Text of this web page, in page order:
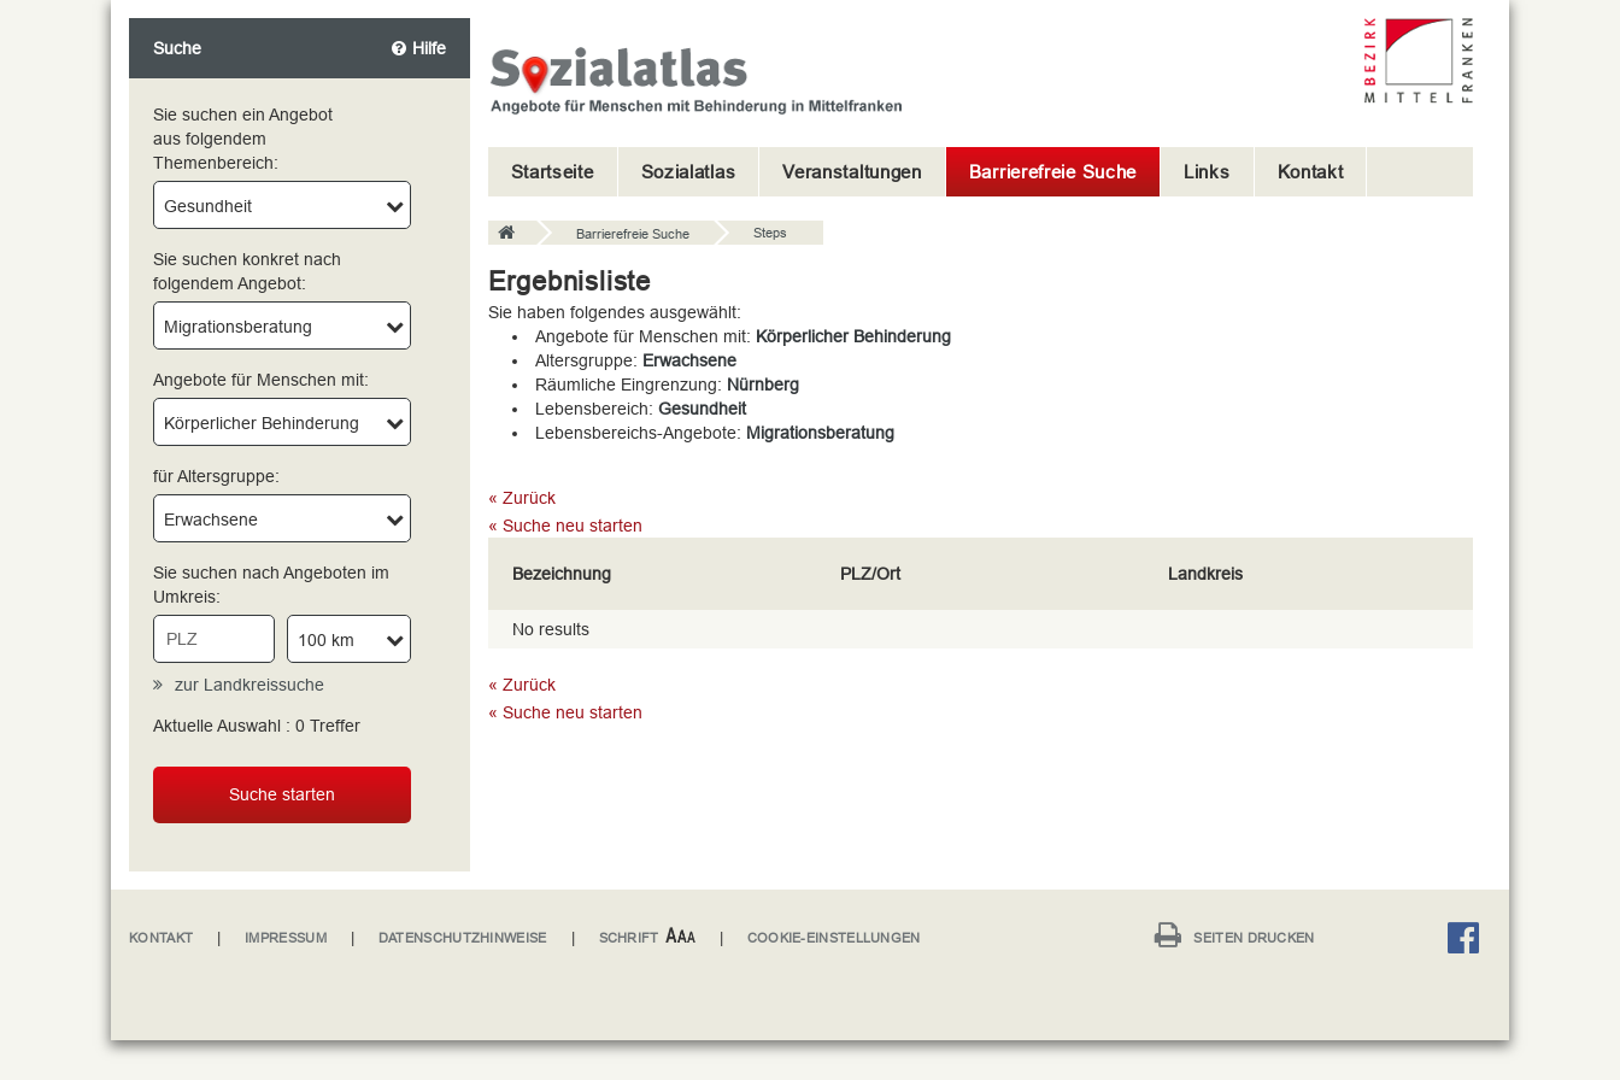
Suche Hilfe
Sie suchen ein Angebot
aus folgendem
Themenbereich:
Gesundheit
Sie suchen konkret nach
folgendem Angebot:
Migrationsberatung
Angebote für Menschen mit:
Körperlicher Behinderung
für Altersgruppe:
Erwachsene
Sie suchen nach Angeboten im
Umkreis:
100 km
zur Landkreissuche
bitte wählen
Aktuelle Auswahl : 0 Treffer
Suche starten
Startseite Sozialatlas Veranstaltungen Barrierefreie Suche Links Kontakt
Barrierefreie Suche Steps
Ergebnisliste
Sie haben folgendes ausgewählt:
Angebote für Menschen mit: Körperlicher Behinderung
Altersgruppe: Erwachsene
Räumliche Eingrenzung: Nürnberg
Lebensbereich: Gesundheit
Lebensbereichs-Angebote: Migrationsberatung
« Zurück
« Suche neu starten
Bezeichnung PLZ/Ort Landkreis
No results
« Zurück
« Suche neu starten
KONTAKT | IMPRESSUM | DATENSCHUTZHINWEISE | SCHRIFT | COOKIE-EINSTELLUNGEN SEITEN DRUCKEN